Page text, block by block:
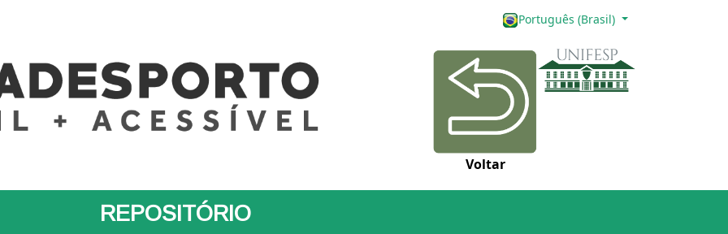
Português (Brasil)
Voltar
REPOSITÓRIO